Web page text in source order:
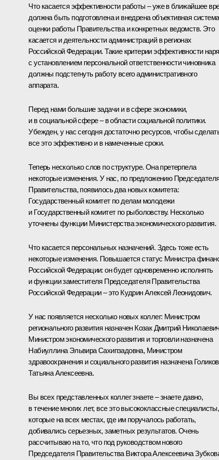
Что касается эффективности работы – уже в ближайшее
должна быть подготовлена и внедрена объективная система
оценки работы Правительства и конкретных ведомств. Это
касается и деятельности администраций в регионах
Российской Федерации. Такие критерии эффективности
с установлением персональной ответственности чиновника
должны подстегнуть работу всего административного
аппарата.
Перед нами большие задачи и в сфере экономики,
и в социальной сфере – в области социальной политики.
Убежден, у нас сегодня достаточно ресурсов, чтобы
все это эффективно и в намеченные сроки.
Теперь несколько слов по структуре. Она претерпела
некоторые изменения. У нас, по предложению
Правительства, появилось два новых комитета:
Государственный комитет по делам молодежи
и Государственный комитет по рыболовству. Несколько
уточнены функции Министерства экономического развития.
Что касается персональных назначений. Здесь тоже есть
некоторые изменения. Повышается статус Министра
Российской Федерации: он будет одновременно исполнять
и функции заместителя Председателя Правительства
Российской Федерации – это Кудрин Алексей Леонидович.
У нас появляется несколько новых коллег: Министром
регионального развития назначен Козак Дмитрий
Министром экономического развития и торговли назначена
Набиуллина Эльвира Сахипзадовна, Министром
здравоохранения и социального развития назначена
Татьяна Алексеевна.
Вы всех представленных коллег знаете – знаете давно,
в течение многих лет, все это высококлассные специалисты,
которые на всех местах, где им поручалось работать,
добивались серьезных, заметных результатов. Очень
рассчитываю на то, что под руководством нового
Председателя Правительства Виктора Алексеевича